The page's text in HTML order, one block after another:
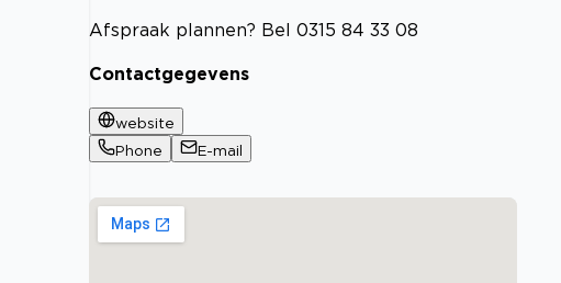
Afspraak plannen? Bel 0315 84 33 08
Contactgegevens
website
Phone
E-mail